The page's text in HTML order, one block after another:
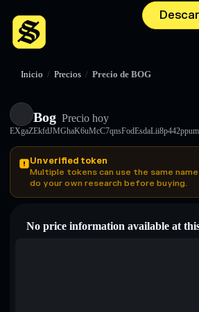
Inicio / Precios / Precio de BOG
Bog Precio hoy
Unverified token
Multiple tokens can use the same
do your own research before buying.
No price information available at